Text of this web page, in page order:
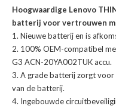
Hoogwaardige Lenovo
batterij voor vertrouwen
Nieuwe batterij en is
100% OEM-compatibel
G3 ACN-20YA002TUK accu.
A grade batterij zorgt voor
van de batterij.
Ingebouwde